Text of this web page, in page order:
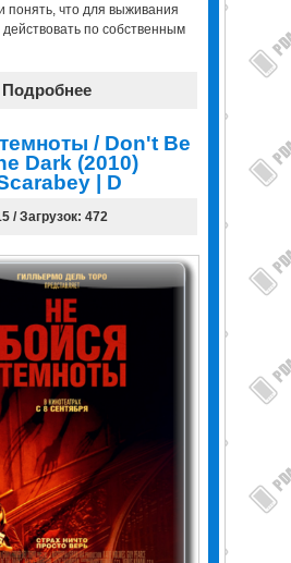
понять, что для выживания
по собственным
Подробнее
/ Don't Be
Dark (2010)
| D
/ Загрузок: 472